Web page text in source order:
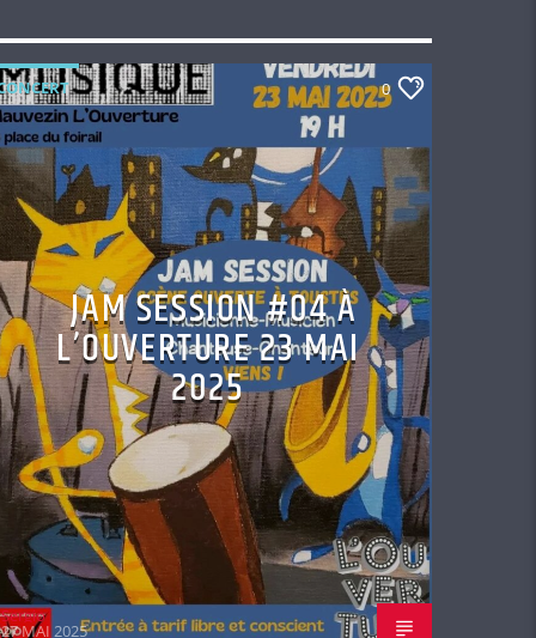
0
JAM SESSION #04 À
L’OUVERTURE 23 MAI
2025
Sergio
27 MAI 2025